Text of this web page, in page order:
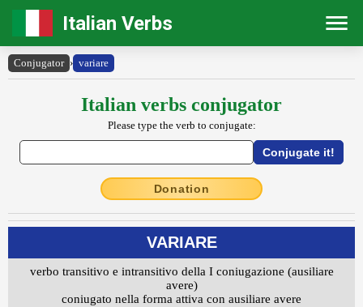
Italian Verbs
Conjugator › variare
Italian verbs conjugator
Please type the verb to conjugate:
Donation
VARIARE
verbo transitivo e intransitivo della I coniugazione (ausiliare
avere)
coniugato nella forma attiva con ausiliare avere